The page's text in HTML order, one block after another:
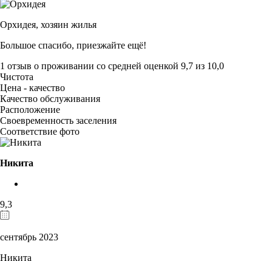
Орхидея, хозяин жилья
Большое спасибо, приезжайте ещё!
1 отзыв о проживании со средней оценкой 9,7 из 10,0
Чистота
Цена - качество
Качество обслуживания
Расположение
Своевременность заселения
Соответствие фото
Никита
9,3
сентябрь 2023
Никита